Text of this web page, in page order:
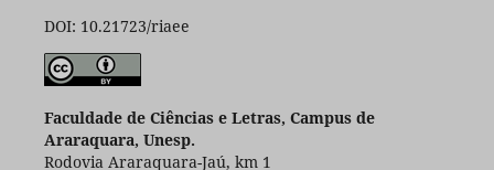
DOI: 10.21723/riaee
Faculdade de Ciências e Letras, Campus de
Araraquara, Unesp.
Rodovia Araraquara-Jaú, km 1